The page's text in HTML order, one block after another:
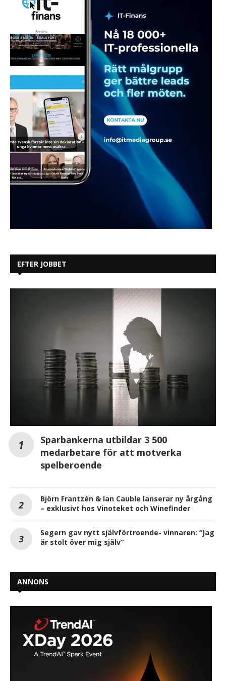
EFTER JOBBET
Sparbankerna utbildar 3 500
medarbetare för att motverka
spelberoende
Björn Frantzén & Ian Cauble lanserar ny årgång
– exklusivt hos Vinoteket och Winefinder
Segern gav nytt självförtroende- vinnaren: “Jag
är stolt över mig själv”
ANNONS